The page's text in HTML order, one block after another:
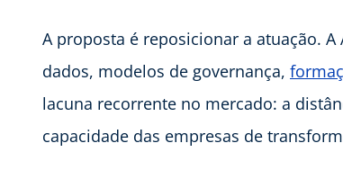
A proposta é reposicionar a atuação.
dados, modelos de governança,
lacuna recorrente no mercado: a
capacidade das empresas de